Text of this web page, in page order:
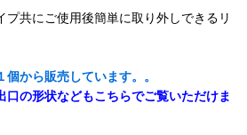
プ共にご使用後簡単に取り外しできるリ
から販売しています。。
口の形状などもこちらでご覧いただけま